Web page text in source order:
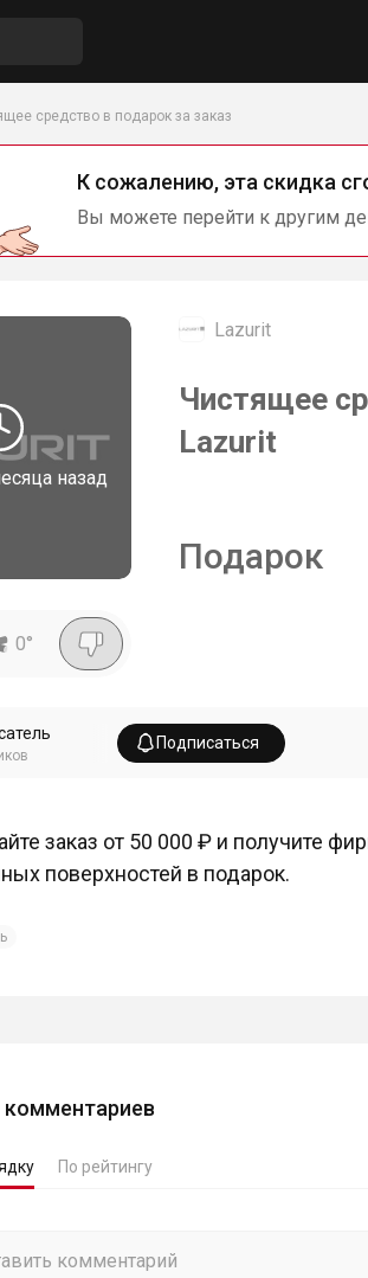
средство в подарок за заказ
К сожалению, эта скидка
Вы можете перейти к другим
назад
Lazurit
Чистящее
Lazurit
Подарок
0°
Подписаться
заказ от 50 000 ₽ и получите
поверхностей в подарок.
комментариев
По рейтингу